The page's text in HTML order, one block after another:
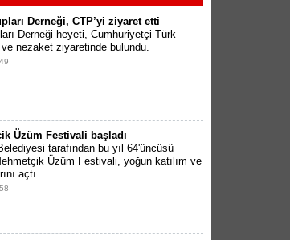
Derneği, CTP’yi ziyaret etti
Derneği heyeti, Cumhuriyetçi Türk
nezaket ziyaretinde bulundu.
Üzüm Festivali başladı
tarafından bu yıl 64'üncüsü
Üzüm Festivali, yoğun katılım ve
açtı.